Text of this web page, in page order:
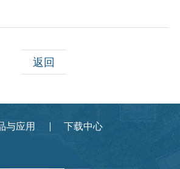
返回
与应用
下载中心